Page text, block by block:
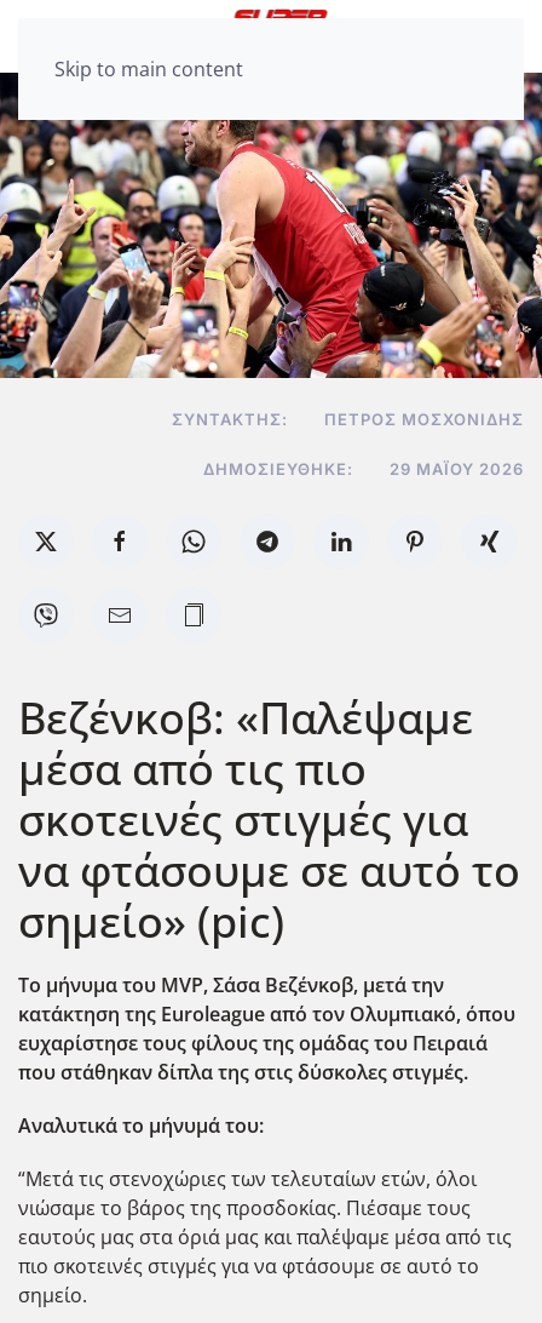
Skip to main content
ΣΥΝΤΆΚΤΗΣ: ΠΈΤΡΟΣ ΜΟΣΧΟΝΊΔΗΣ
ΔΗΜΟΣΙΕΎΘΗΚΕ: 29 ΜΑΪ́ΟΥ 2026
Βεζένκοβ: «Παλέψαμε
μέσα από τις πιο
σκοτεινές στιγμές για
να φτάσουμε σε αυτό το
σημείο» (pic)
Το μήνυμα του MVP, Σάσα Βεζένκοβ, μετά την
κατάκτηση της Euroleague από τον Ολυμπιακό, όπου
ευχαρίστησε τους φίλους της ομάδας του Πειραιά
που στάθηκαν δίπλα της στις δ΄υσκολες στιγμές.
Αναλυτικά το μήνυμά του:
“Μετά τις στενοχώριες των τελευταίων ετών, όλοι
νιώσαμε το βάρος της προσδοκίας. Πιέσαμε τους
εαυτούς μας στα όριά μας και παλέψαμε μέσα από τις
πιο σκοτεινές στιγμές για να φτάσουμε σε αυτό το
σημείο.